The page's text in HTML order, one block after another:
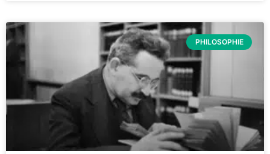
PHILOSOPHIE